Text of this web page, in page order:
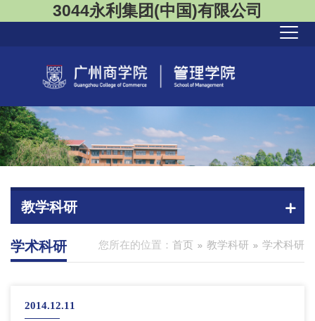
3044永利集团(中国)有限公司
教学科研
您所在的位置： 首页 教学科研 学术科研
学术科研
2014.12.11